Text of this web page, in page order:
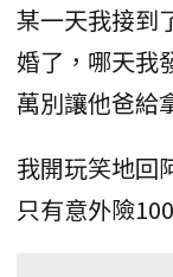
某一天我接到
婚了，哪天我
萬別讓他爸給
我開玩笑地回
只有意外險100